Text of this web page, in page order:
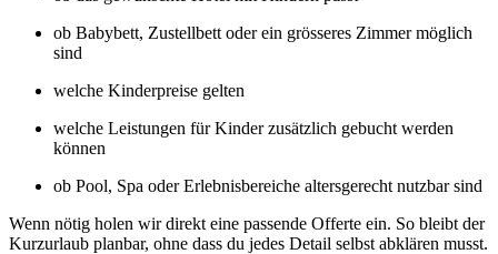
ob Babybett, Zustellbett oder ein grösseres Zimmer möglich
sind
welche Kinderpreise gelten
welche Leistungen für Kinder zusätzlich gebucht werden
können
ob Pool, Spa oder Erlebnisbereiche altersgerecht nutzbar sind
Wenn nötig holen wir direkt eine passende Offerte ein. So bleibt der
Kurzurlaub planbar, ohne dass du jedes Detail selbst abklären musst.